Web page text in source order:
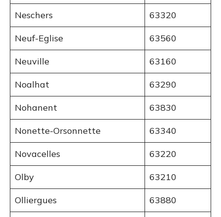
Neschers 63320
Neuf-Eglise 63560
Neuville 63160
Noalhat 63290
Nohanent 63830
Nonette-Orsonnette 63340
Novacelles 63220
Olby 63210
Olliergues 63880